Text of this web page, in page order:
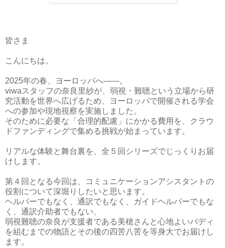
皆さま
こんにちは。
2025年の春、ヨーロッパへ――。
viwaスタッフの奈良里紗が、弱視・難聴という立場から研
究活動を世界へ広げるため、ヨーロッパで開催される学会
への参加や現地視察を実施しました。
そのために必要な「合理的配慮」にかかる費用を、クラウ
ドファンディングで集める挑戦が始まっています。
リアルな体験と舞台裏を、全５回シリーズでじっくりお届
けします。
第４回となる今回は、コミュニケーションアシスタントの
役割について深堀りしたいと思います。
ヘルパーでもなく、通訳でもなく、ガイドヘルパーでもな
く、通訳介助者でもない、
弱視難聴の奈良が支援者である美穂さんと心地よいバディ
を組むまでの物語とその後の四苦八苦を等身大でお届けし
ます。